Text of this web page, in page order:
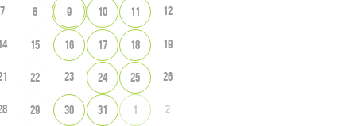
7 8 9 10 11 12
15 16 17 18 19
22 23 24 25 26
29 30 31 1 2